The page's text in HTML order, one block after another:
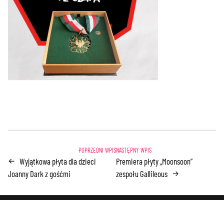
← Wyjątkowa płyta dla dzieci
Joanny Dark z gośćmi
Premiera płyty „Moonsoon”
zespołu Gallileous →